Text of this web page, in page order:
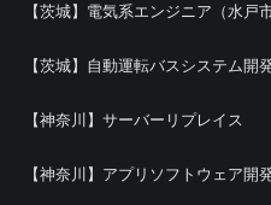
【茨城】電気系エンジニア（水戸市
【茨城】自動運転バスシステム開
【神奈川】サーバーリプレイス
【神奈川】アプリソフトウェア